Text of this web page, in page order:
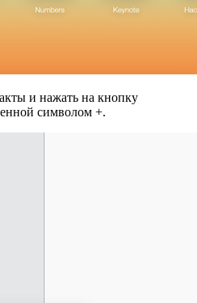
и нажать на кнопку
символом +.